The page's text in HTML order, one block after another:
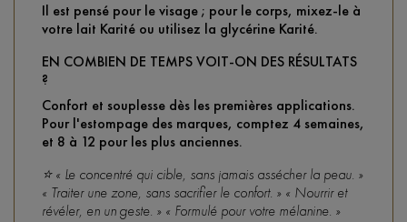
Il est pensé pour le visage ; pour le corps, mixez-le à
votre lait Karité ou utilisez la glycérine Karité.
EN COMBIEN DE TEMPS VOIT-ON DES RÉSULTATS
?
Confort et souplesse dès les premières applications.
Pour l'estompage des marques, comptez 4 semaines,
et 8 à 12 pour les plus anciennes.
⭐ « Le concentré qui cible, sans jamais assécher la peau. »
« Traiter une zone, sans sacrifier le confort. » « Nourrir et
révéler, en un geste. » « Formulé pour votre mélanine. »